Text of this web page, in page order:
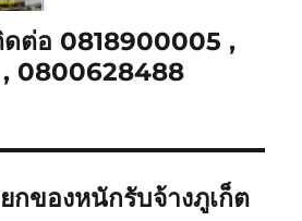
ดต่อ 0818900005 ,
, 0800628488
กของหนักรับจ้างภูเก็ต